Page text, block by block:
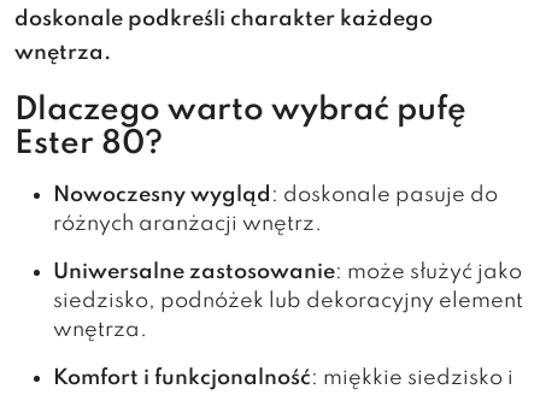
doskonale podkreśli charakter każdego
wnętrza.
Dlaczego warto wybrać pufę
Ester 80?
Nowoczesny wygląd : doskonale pasuje do
różnych aranżacji wnętrz.
Uniwersalne zastosowanie: może służyć jako
siedzisko, podnóżek lub dekoracyjny element
wnętrza.
Komfort i funkcjonalność: miękkie siedzisko i